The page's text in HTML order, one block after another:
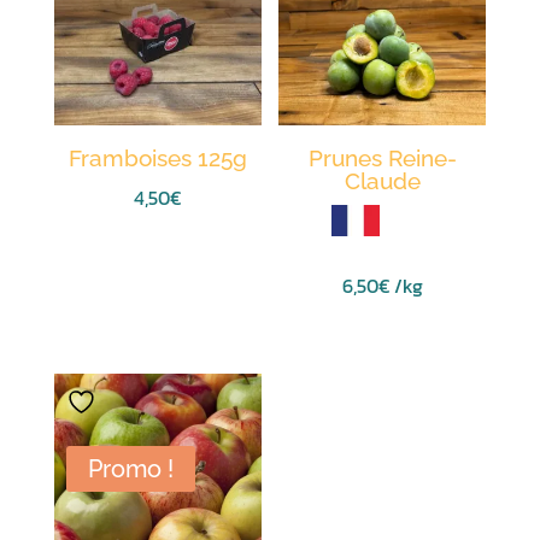
Framboises 125g
4,50€
Prunes Reine-
Claude
6,50€/kg
Promo !